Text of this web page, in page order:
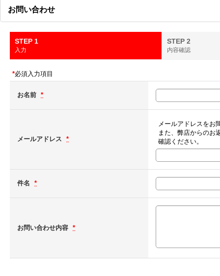
お問い合わせ
STEP 1
入力
STEP 2
内容確認
*必須入力項目
お名前 *
メールアドレス *
メールアドレスをお
また、弊店からのお
確認ください。
件名 *
お問い合わせ内容 *